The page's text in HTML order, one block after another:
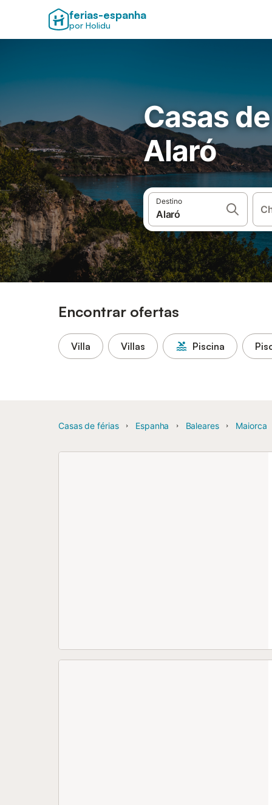
ferias-espanha
por Holidu
Casas
Alaró
Destino
Encontrar ofertas
Villa Villas Piscina
Casas de férias Espanha Baleares Maiorca